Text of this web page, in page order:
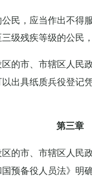
民，应当作出不得
级残疾等级的公民
的市、市辖区人民
出具纸质兵役登记
第三章
的市、市辖区人民
预备役人员法》明